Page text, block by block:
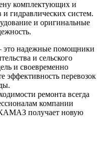
комплектующих и
гидравлических систем.
и оригинальные
надежные помощники
и сельского
и своевременно
эффективность перевозок
ремонта всегда
компании
получает новую